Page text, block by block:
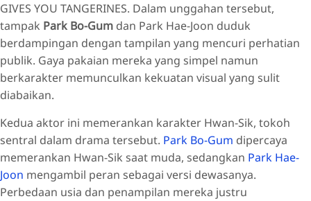
GIVES YOU TANGERINES. Dalam unggahan tersebut,
tampak Park Bo-Gum dan Park Hae-Joon duduk
berdampingan dengan tampilan yang mencuri perhatian
publik. Gaya pakaian mereka yang simpel namun
berkarakter memunculkan kekuatan visual yang sulit
diabaikan.
Kedua aktor ini memerankan karakter Hwan-Sik, tokoh
sentral dalam drama tersebut. Park Bo-Gum dipercaya
memerankan Hwan-Sik saat muda, sedangkan Park Hae-
Joon mengambil peran sebagai versi dewasanya.
Perbedaan usia dan penampilan mereka justru